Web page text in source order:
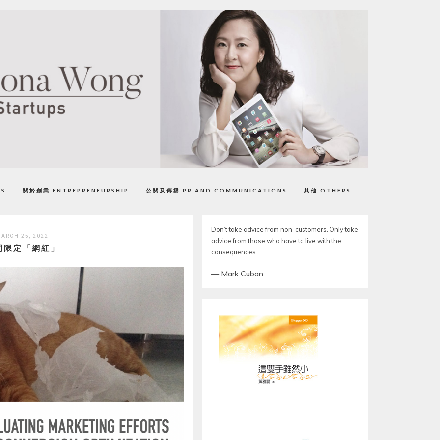
關於創業 ENTREPRENEURSHIP 公關及傳播 PR AND COMMUNICATIONS 其他 OTHERS
25, 2022
限定「網紅」
Don’t take advice from non-customers. Only take
advice from those who have to live with the
consequences.
— Mark Cuban